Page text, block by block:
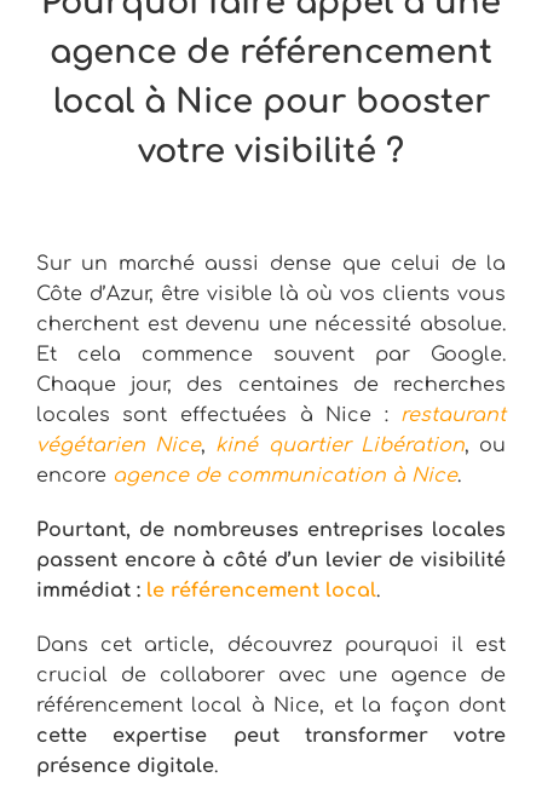
agence de référencement
local à Nice pour booster
votre visibilité ?
Sur un marché aussi dense que celui de la
Côte d’Azur, être visible là où vos clients vous
cherchent est devenu une nécessité absolue.
Et cela commence souvent par Google.
Chaque jour, des centaines de recherches
locales sont effectuées à Nice : restaurant
végétarien Nice, kiné quartier Libération, ou
encore agence de communication à Nice.
Pourtant, de nombreuses entreprises locales
passent encore à côté d’un levier de visibilité
immédiat : le référencement local.
Dans cet article, découvrez pourquoi il est
crucial de collaborer avec une agence de
référencement local à Nice, et la façon dont
cette expertise peut transformer votre
présence digitale.